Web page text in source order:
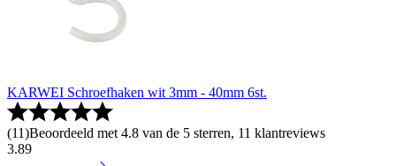
KARWEI Schroefhaken wit 3mm - 40mm 6st.
(11)Beoordeeld met 4.8 van de 5 sterren, 11 klantreviews
3.89